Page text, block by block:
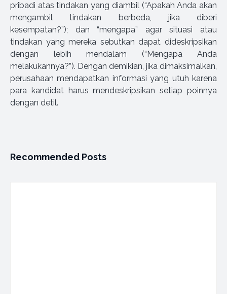
pribadi atas tindakan yang diambil (“Apakah Anda akan
mengambil tindakan berbeda, jika diberi
kesempatan?”); dan “mengapa” agar situasi atau
tindakan yang mereka sebutkan dapat dideskripsikan
dengan lebih mendalam (“Mengapa Anda
melakukannya?”). Dengan demikian, jika dimaksimalkan,
perusahaan mendapatkan informasi yang utuh karena
para kandidat harus mendeskripsikan setiap poinnya
dengan detil.
Recommended Posts